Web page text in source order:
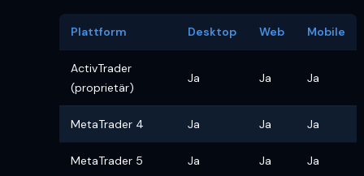
Plattform Desktop Web Mobile
ActivTrader
(proprietär)
Ja Ja Ja
MetaTrader 4 Ja Ja Ja
MetaTrader 5 Ja Ja Ja